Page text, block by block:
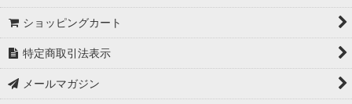
ショッピングカート
特定商取引法表示
メールマガジン